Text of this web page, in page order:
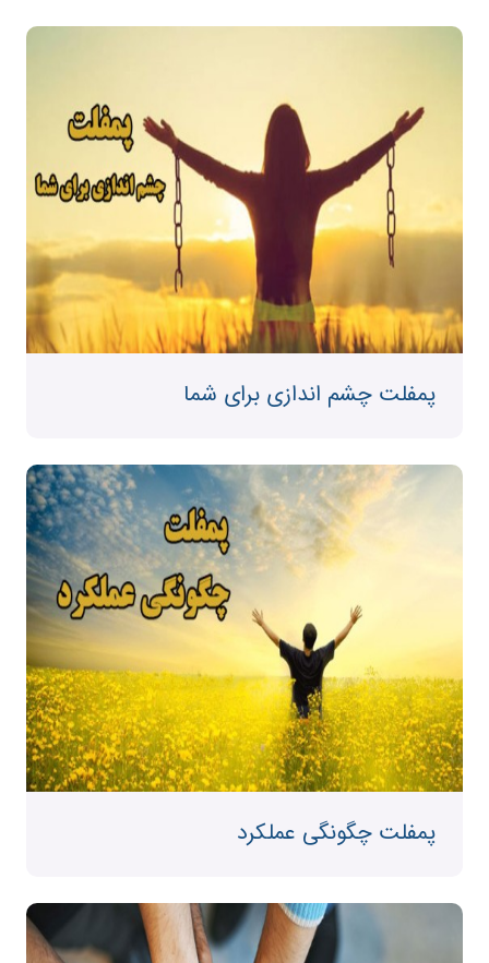
پمفلت چشم اندازی برای شما
پمفلت چگونگی عملکرد